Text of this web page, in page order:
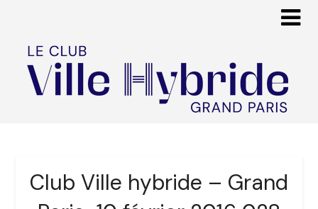
Club Ville hybride – Grand